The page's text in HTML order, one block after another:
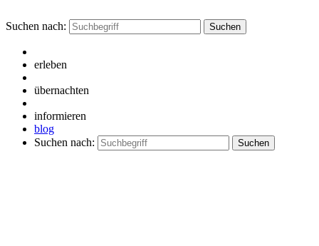
Suchen nach:
erleben
übernachten
informieren
blog
Suchen nach: